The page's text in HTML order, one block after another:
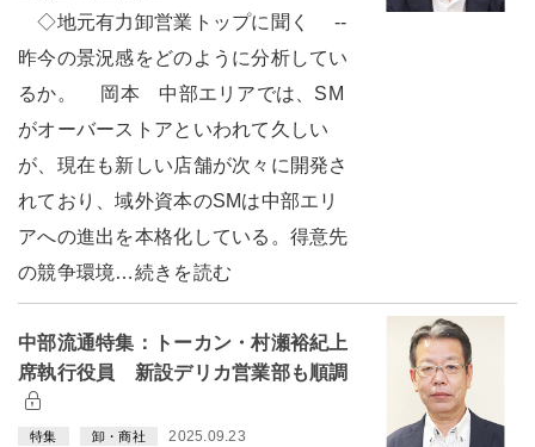
◇地元有力卸営業トップに聞く --
昨今の景況感をどのように分析してい
るか。 岡本 中部エリアでは、SM
がオーバーストアといわれて久しい
が、現在も新しい店舗が次々に開発さ
れており、域外資本のSMは中部エリ
アへの進出を本格化している。得意先
の競争環境…続きを読む
中部流通特集：トーカン・村瀬裕紀上
席執行役員 新設デリカ営業部も順調
特集 卸・商社 2025.09.23